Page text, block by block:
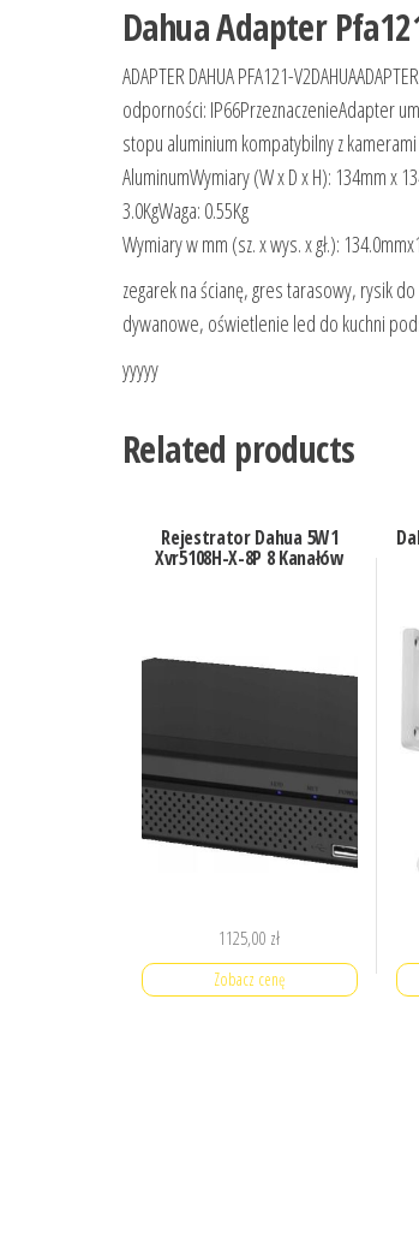
Dahua Adapter
ADAPTER DAHUA PFA121-
odporności: IP66PrzeznaczenieAdapter
stopu aluminium kompatybilny z
AluminumWymiary (W x D x H): 134mm x
3.0KgWaga: 0.55Kg
Wymiary w mm (sz. x wys. x gł.):
zegarek na ścianę, gres tarasowy, rysik
dywanowe, oświetlenie led do kuchni
yyyyy
Related products
Rejestrator Dahua 5W1
Xvr5108H-X-8P 8 Kanałów
1125,00 zł
Zobacz cenę